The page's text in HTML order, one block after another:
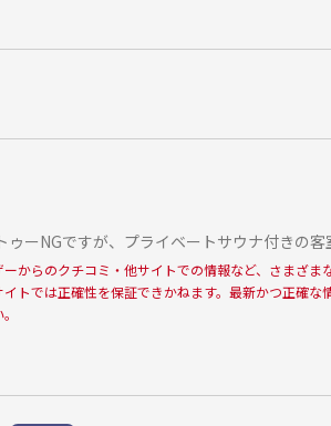
ーNGですが、プライベートサウナ付きの
からのクチコミ・他サイトでの情報など、さまざ
トでは正確性を保証できかねます。最新かつ正確な